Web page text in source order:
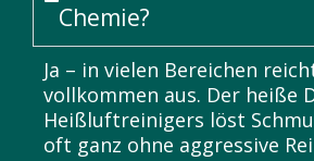
Chemie?
Ja – in vielen Bereichen
vollkommen aus. Der heiße
Heißluftreinigers löst
oft ganz ohne aggressive